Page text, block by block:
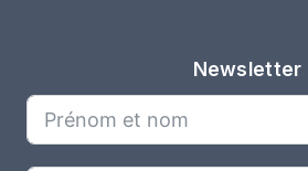
Newsletter